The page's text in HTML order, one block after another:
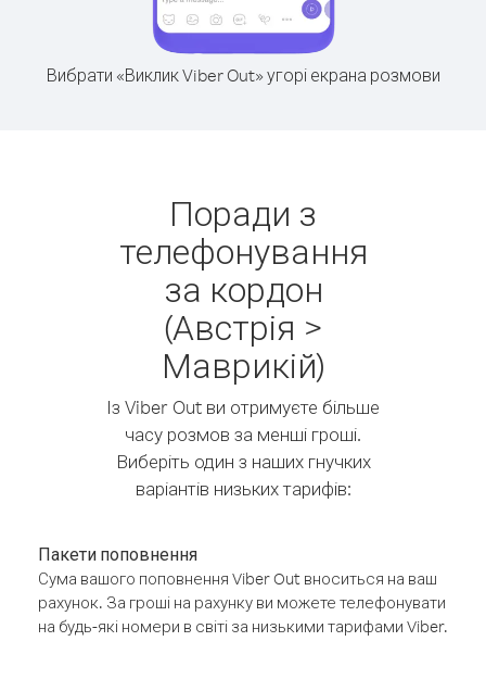
Вибрати «Виклик Viber Out» угорі екрана розмови
Поради з
телефонування
за кордон
(Австрія >
Маврикій)
Із Viber Out ви отримуєте більше
часу розмов за менші гроші.
Виберіть один з наших гнучких
варіантів низьких тарифів:
Пакети поповнення
Сума вашого поповнення Viber Out вноситься на ваш
рахунок. За гроші на рахунку ви можете телефонувати
на будь-які номери в світі за низькими тарифами Viber.